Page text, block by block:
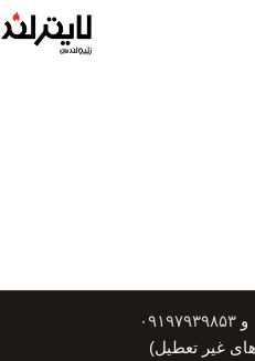
و ۰۹۱۹۷۹۳۹۸۵۳